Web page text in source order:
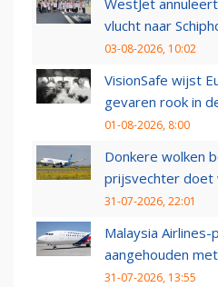
WestJet
vlucht naar
03-08-2026, 10:02
VisionSafe wijst
gevaren rook in
01-08-2026, 8:00
Donkere wolken
prijsvechter
31-07-2026, 22:01
Malaysia
aangehouden
31-07-2026, 13:55